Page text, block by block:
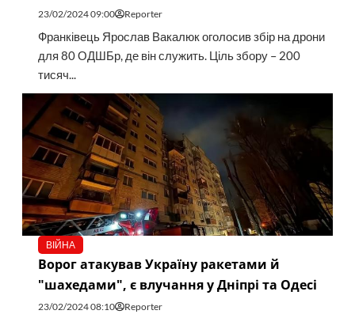
23/02/2024 09:00 Reporter
Франківець Ярослав Вакалюк оголосив збір на дрони
для 80 ОДШБр, де він служить. Ціль збору – 200
тисяч...
ВІЙНА
Ворог атакував Україну ракетами й
"шахедами", є влучання у Дніпрі та Одесі
23/02/2024 08:10 Reporter